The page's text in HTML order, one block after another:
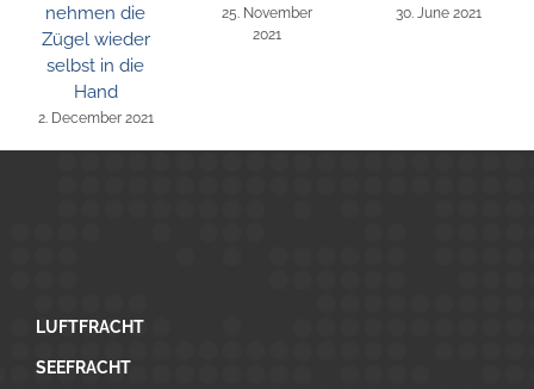
nehmen die
Zügel wieder
selbst in die
Hand
2. December 2021
25. November
2021
30. June 2021
LUFTFRACHT
SEEFRACHT